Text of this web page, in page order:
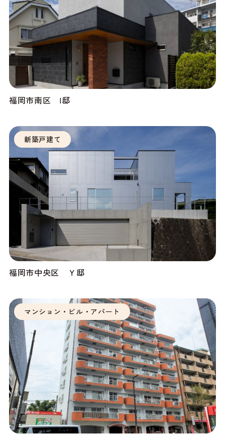
福岡市南区 I邸
新築戸建て
福岡市中央区 Ｙ邸
マンション・ビル・アパート